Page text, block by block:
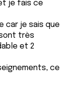
je fais ce
car je sais que
très
et 2
ce